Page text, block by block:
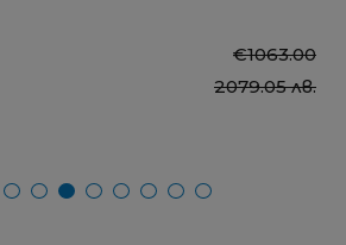
€1063.00
2079.05 лв.